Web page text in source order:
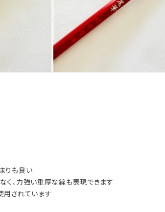
りも良い
く、力強い重厚な線も表現できます
用されています